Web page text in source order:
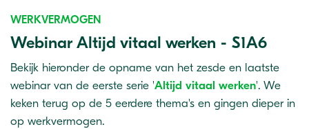
WERKVERMOGEN
Webinar Altijd vitaal werken - S1A6
Bekijk hieronder de opname van het zesde en laatste
webinar van de eerste serie 'Altijd vitaal werken'. We
keken terug op de 5 eerdere thema's en gingen dieper in
op werkvermogen.